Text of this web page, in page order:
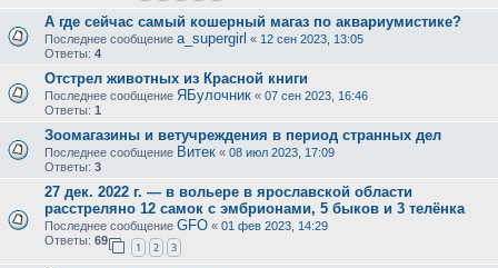
А где сейчас самый кошерный магаз по аквариумистике?
Последнее сообщение a_supergirl « 12 сен 2023, 13:05
Ответы: 4
Отстрел животных из Красной книги
Последнее сообщение ЯБулочник « 07 сен 2023, 16:46
Ответы: 1
Зоомагазины и ветучреждения в период странных дел
Последнее сообщение Витек « 08 июл 2023, 17:09
Ответы: 3
27 дек. 2022 г. — в вольере в ярославской области
расстреляно 12 самок с эмбрионами, 5 быков и 3 телёнка
Последнее сообщение GFO « 01 фев 2023, 14:29
Ответы: 69
1 2 3